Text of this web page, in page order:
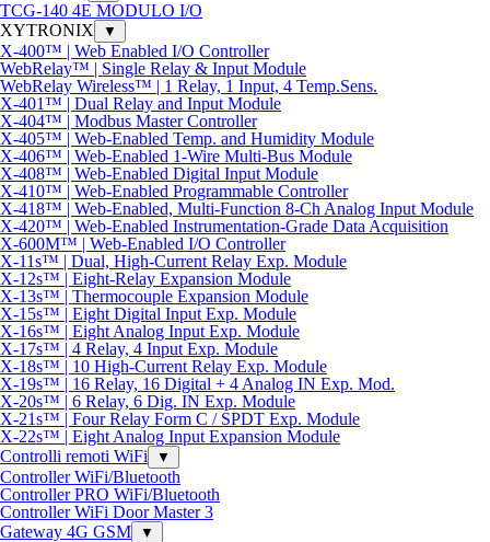
TCG-140 4E MODULO I/O
XYTRONIX
▼
X-400™ | Web Enabled I/O Controller
WebRelay™ | Single Relay & Input Module
WebRelay Wireless™ | 1 Relay, 1 Input, 4 Temp.Sens.
X-401™ | Dual Relay and Input Module
X-404™ | Modbus Master Controller
X-405™ | Web-Enabled Temp. and Humidity Module
X-406™ | Web-Enabled 1-Wire Multi-Bus Module
X-408™ | Web-Enabled Digital Input Module
X-410™ | Web-Enabled Programmable Controller
X-418™ | Web-Enabled, Multi-Function 8-Ch Analog Input Module
X-420™ | Web-Enabled Instrumentation-Grade Data Acquisition
X-600M™ | Web-Enabled I/O Controller
X-11s™ | Dual, High-Current Relay Exp. Module
X-12s™ | Eight-Relay Expansion Module
X-13s™ | Thermocouple Expansion Module
X-15s™ | Eight Digital Input Exp. Module
X-16s™ | Eight Analog Input Exp. Module
X-17s™ | 4 Relay, 4 Input Exp. Module
X-18s™ | 10 High-Current Relay Exp. Module
X-19s™ | 16 Relay, 16 Digital + 4 Analog IN Exp. Mod.
X-20s™ | 6 Relay, 6 Dig. IN Exp. Module
X-21s™ | Four Relay Form C / SPDT Exp. Module
X-22s™ | Eight Analog Input Expansion Module
Controlli remoti WiFi
▼
Controller WiFi/Bluetooth
Controller PRO WiFi/Bluetooth
Controller WiFi Door Master 3
Gateway 4G GSM
▼